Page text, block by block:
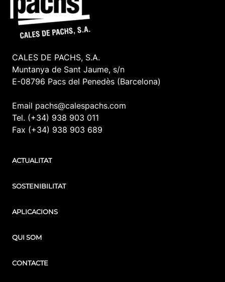
CALES DE PACHS, S.A.
Muntanya de Sant Jaume, s/n
E-08796 Pacs del Penedès (Barcelona)
Email pachs@calespachs.com
Tel. (+34) 938 903 011
Fax (+34) 938 903 689
ACTUALITAT
SOSTENIBILITAT
APLICACIONS
QUI SOM
CONTACTE